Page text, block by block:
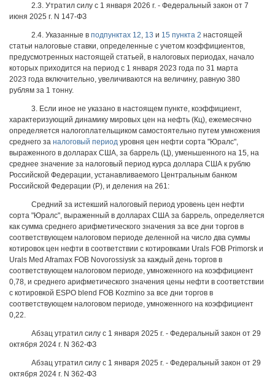
2.3. Утратил силу с 1 января 2026 г. - Федеральный закон от 7
июня 2025 г. N 147-ФЗ
2.4. Указанные в подпунктах 12 13 и 15 пункта 2 настоящей
статьи налоговые ставки, определенные с учетом коэффициентов,
предусмотренных настоящей статьей, в налоговых периодах, начало
которых приходится на период с 1 января 2023 года по 31 марта
2023 года включительно, увеличиваются на величину, равную 380
рублям за 1 тонну.
3. Если иное не указано в настоящем пункте, коэффициент,
характеризующий динамику мировых цен на нефть (Кц), ежемесячно
определяется налогоплательщиком самостоятельно путем умножения
среднего за налоговый период уровня цен нефти сорта "Юралс",
выраженного в долларах США, за баррель (Ц), уменьшенного на 15, на
среднее значение за налоговый период курса доллара США к рублю
Российской Федерации, устанавливаемого Центральным банком
Российской Федерации (Р), и деления на 261:
Средний за истекший налоговый период уровень цен нефти
сорта "Юралс", выраженный в долларах США за баррель, определяется
как сумма среднего арифметического значения за все дни торгов в
соответствующем налоговом периоде деленной на число два суммы
котировок цен нефти в соответствии с котировками Urals FOB Primorsk и
Urals Med Aframax FOB Novorossiysk за каждый день торгов в
соответствующем налоговом периоде, умноженного на коэффициент
0,78, и среднего арифметического значения цены нефти в соответствии
с котировкой ESPO blend FOB Kozmino за все дни торгов в
соответствующем налоговом периоде, умноженного на коэффициент
0,22.
Абзац утратил силу с 1 января 2025 г. - Федеральный закон от 29
октября 2024 г. N 362-ФЗ
Абзац утратил силу с 1 января 2025 г. - Федеральный закон от 29
октября 2024 г. N 362-ФЗ